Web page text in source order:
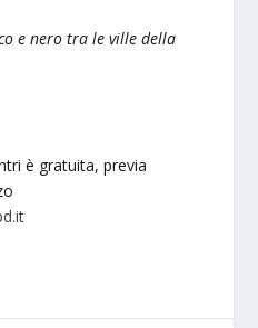
e nero tra le ville della
è gratuita, previa